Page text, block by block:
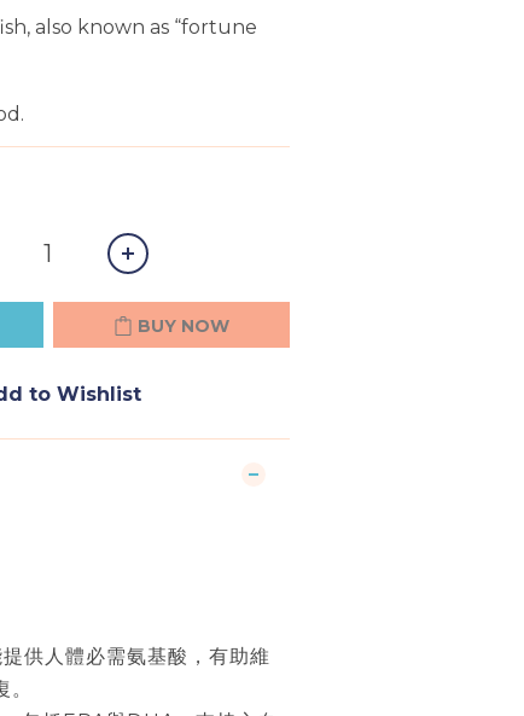
also known as “fortune
BUY NOW
to Wishlist
供人體必需氨基酸，有助維
。